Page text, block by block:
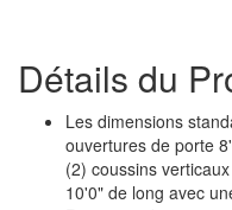
Détails du
Les dimensions
ouvertures de porte
(2) coussins
10'0" de long avec